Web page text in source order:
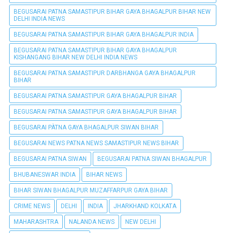
BEGUSARAI PATNA SAMASTIPUR BIHAR GAYA BHAGALPUR BIHAR NEW
DELHI INDIA NEWS
BEGUSARAI PATNA SAMASTIPUR BIHAR GAYA BHAGALPUR INDIA
BEGUSARAI PATNA SAMASTIPUR BIHAR GAYA BHAGALPUR
KISHANGANG BIHAR NEW DELHI INDIA NEWS
BEGUSARAI PATNA SAMASTIPUR DARBHANGA GAYA BHAGALPUR
BIHAR
BEGUSARAI PATNA SAMASTIPUR GAYA BHAGALPUR BIHAR
BEGUSARAI PATNA SAMASTIPUR GAYA BHAGALPUR BIHAR
BEGUSARAI PÀTNA GAYA BHAGALPUR SIWAN BIHAR
BEGUSARAI NEWS PATNA NEWS SAMASTIPUR NEWS BIHAR
BEGUSARAI PATNA SIWAN BEGUSARAI PATNA SIWAN BHAGALPUR
BHUBANESWAR INDIA BIHAR NEWS
BIHAR SIWAN BHAGALPUR MUZAFFARPUR GAYA BIHAR
CRIME NEWS DELHI INDIA JHARKHAND KOLKATA
MAHARASHTRA NALANDA NEWS NEW DELHI